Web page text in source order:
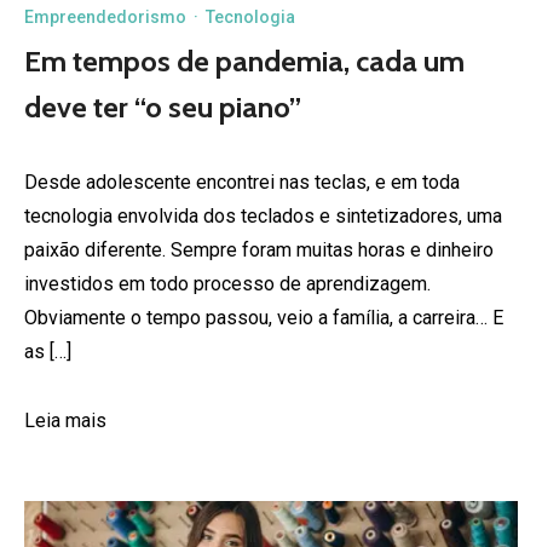
Empreendedorismo · Tecnologia
Em tempos de pandemia, cada um
deve ter “o seu piano”
Desde adolescente encontrei nas teclas, e em toda
tecnologia envolvida dos teclados e sintetizadores, uma
paixão diferente. Sempre foram muitas horas e dinheiro
investidos em todo processo de aprendizagem.
Obviamente o tempo passou, veio a família, a carreira… E
as […]
Leia mais